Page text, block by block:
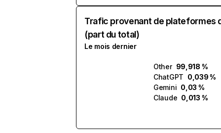
Trafic provenant de plateformes
(part du total)
Le mois dernier
Other 99,918 %
ChatGPT 0,039 %
Gemini 0,03 %
Claude 0,013 %